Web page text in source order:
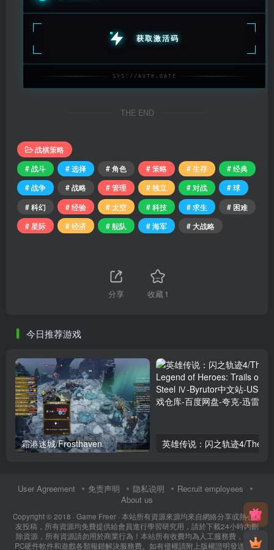
获取激活码
SYS://AUTH.GATE
THE END
战棋策略
# 战斗
# 选择 # 角色 # 策略 # 生存
# 经典
# 战争
# 战略 # 管理 # 独立 # 对战
# 球
# 科幻
# 经验 # 太空 # 科技 # 求生
# 困难
# 星际
# 经济 # 舰队 # 海军 # 大战略
分享 收藏1
今日推荐游戏
霜港迷城/Frosthaven
User Agreement 免责声明 隐私说明
Recruit employees
About us
Copyright © 2018 · Game Freer · 本站所有資源來源均來自網絡分享或熱心網
友投稿，所有資源均免費提供給會員進行學習研究用，請於下載24小時內刪
除資源，所有資源請勿用於商業行為！本站所有收費均為人工服務費，包含
PC硬件軟件和遊戲各類報錯解決服務費。如有侵權請附上版權證明發送至郵